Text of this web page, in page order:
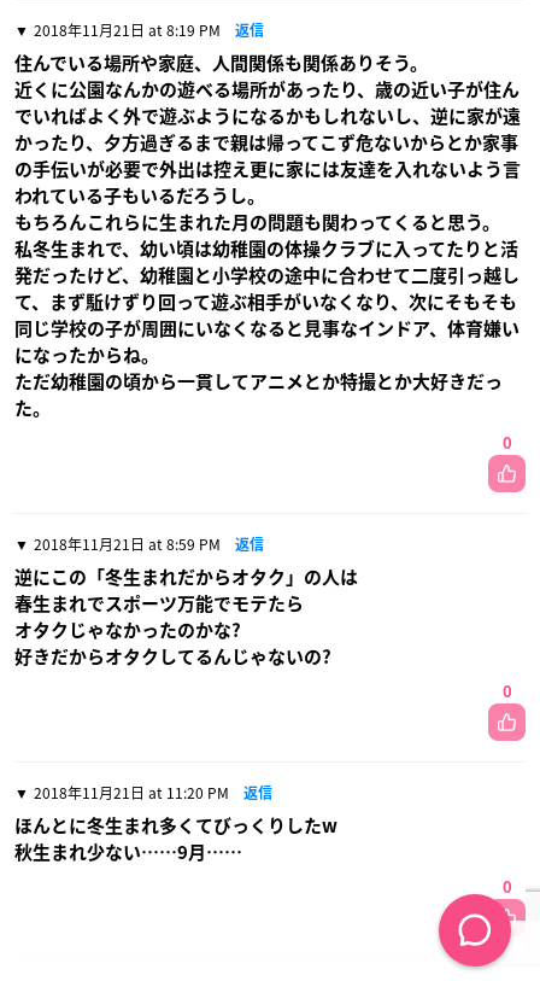
2018年11月21日 at 8:19 PM 返信
住んでいる場所や家庭、人間関係も関係ありそう。
近くに公園なんかの遊べる場所があったり、歳の近い子が住ん
でいればよく外で遊ぶようになるかもしれないし、逆に家が遠
かったり、夕方過ぎるまで親は帰ってこず危ないからとか家事
の手伝いが必要で外出は控え更に家には友達を入れないよう言
われている子もいるだろうし。
もちろんこれらに生まれた月の問題も関わってくると思う。
私冬生まれで、幼い頃は幼稚園の体操クラブに入ってたりと活
発だったけど、幼稚園と小学校の途中に合わせて二度引っ越し
て、まず駈けずり回って遊ぶ相手がいなくなり、次にそもそも
同じ学校の子が周囲にいなくなると見事なインドア、体育嫌い
になったからね。
ただ幼稚園の頃から一貫してアニメとか特撮とか大好きだっ
た。
0
2018年11月21日 at 8:59 PM 返信
逆にこの「冬生まれだからオタク」の人は
春生まれでスポーツ万能でモテたら
オタクじゃなかったのかな?
好きだからオタクしてるんじゃないの?
0
2018年11月21日 at 11:20 PM 返信
ほんとに冬生まれ多くてびっくりしたw
秋生まれ少ない……9月……
0